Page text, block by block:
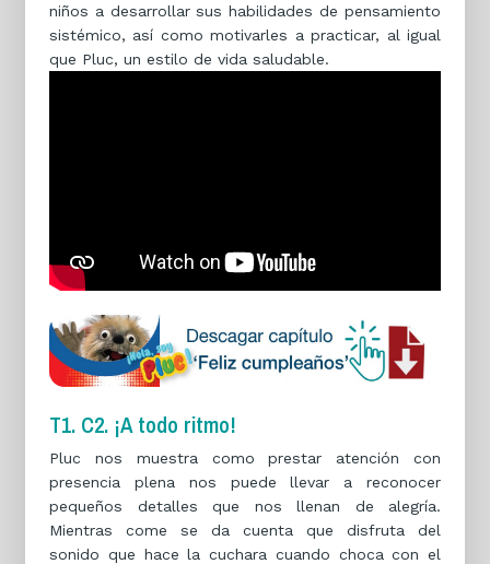
niños a desarrollar sus habilidades de pensamiento
sistémico, así como motivarles a practicar, al igual
que Pluc, un estilo de vida saludable.
T1. C2. ¡A todo ritmo!
Pluc nos muestra como prestar atención con
presencia plena nos puede llevar a reconocer
pequeños detalles que nos llenan de alegría.
Mientras come se da cuenta que disfruta del
sonido que hace la cuchara cuando choca con el